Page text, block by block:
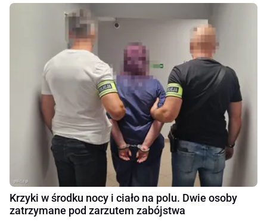
Krzyki w środku nocy i ciało na polu. Dwie osoby
zatrzymane pod zarzutem zabójstwa